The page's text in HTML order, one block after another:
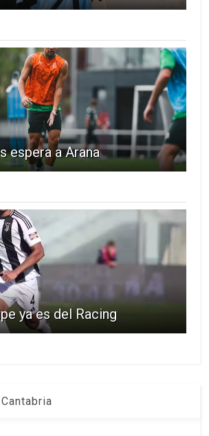
espera a Arana
ya es del Racing